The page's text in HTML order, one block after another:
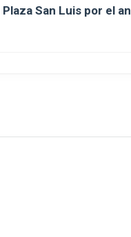
San Luis por el